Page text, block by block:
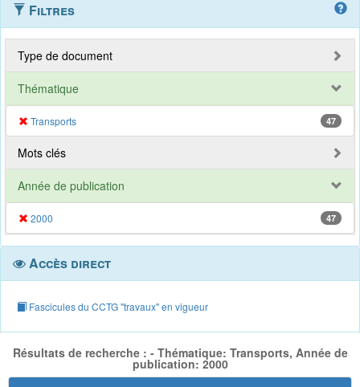
Filtres
Type de document
Thématique
Transports 47
Mots clés
Année de publication
2000 47
Accès direct
Fascicules du CCTG "travaux" en vigueur
Résultats de recherche : - Thématique: Transports, Année de
publication: 2000